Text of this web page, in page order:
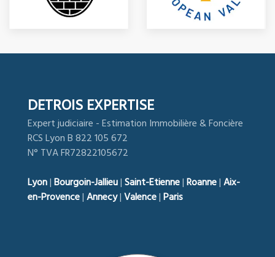
DETROIS EXPERTISE
Expert judiciaire - Estimation Immobilière & Foncière
RCS Lyon B 822 105 672
N° TVA FR72822105672
Lyon|Bourgoin-Jallieu|Saint-Etienne|Roanne|Aix-
en-Provence|Annecy|Valence|Paris